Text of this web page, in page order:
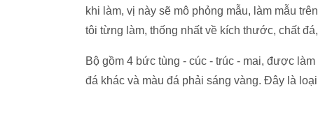
khi làm, vị này sẽ mô phỏng mẫu, làm mẫu
tôi từng làm, thống nhất về kích thước, chất
Bộ gồm 4 bức tùng - cúc - trúc - mai, được
đá khác và màu đá phải sáng vàng. Đây là